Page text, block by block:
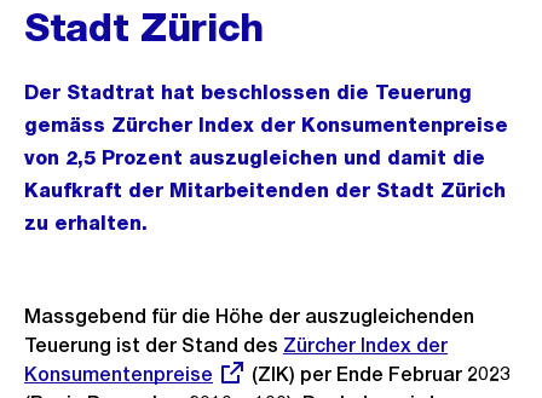
Stadt Zürich
Der Stadtrat hat beschlossen die Teuerung
gemäss Zürcher Index der Konsumentenpreise
von 2,5 Prozent auszugleichen und damit die
Kaufkraft der Mitarbeitenden der Stadt Zürich
zu erhalten.
Massgebend für die Höhe der auszugleichenden
Teuerung ist der Stand des Externer
Link:
Zürcher Index der
Konsumentenpreise
(ZIK) per Ende Februar 2023